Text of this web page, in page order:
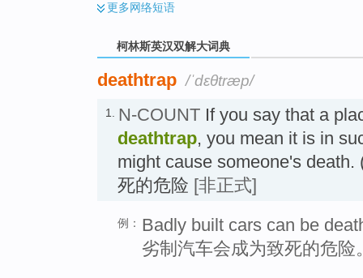
更多网络短语
柯林斯英汉双解大词典
deathtrap /ˈdɛθtræp/
1. N-COUNT If you say that a
deathtrap, you mean it is in
might cause someone's
死的危险 [非正式]
例： Badly built cars can be
劣制汽车会成为致死的危险